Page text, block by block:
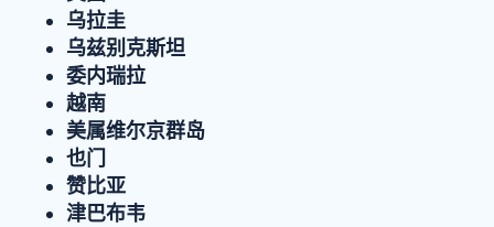
乌拉圭
乌兹别克斯坦
委内瑞拉
越南
美属维尔京群岛
也门
赞比亚
津巴布韦